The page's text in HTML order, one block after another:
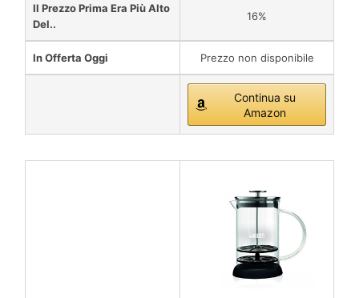
Il Prezzo Prima Era Più Alto
Del..
16%
In Offerta Oggi Prezzo non disponibile
Continua su
Amazon